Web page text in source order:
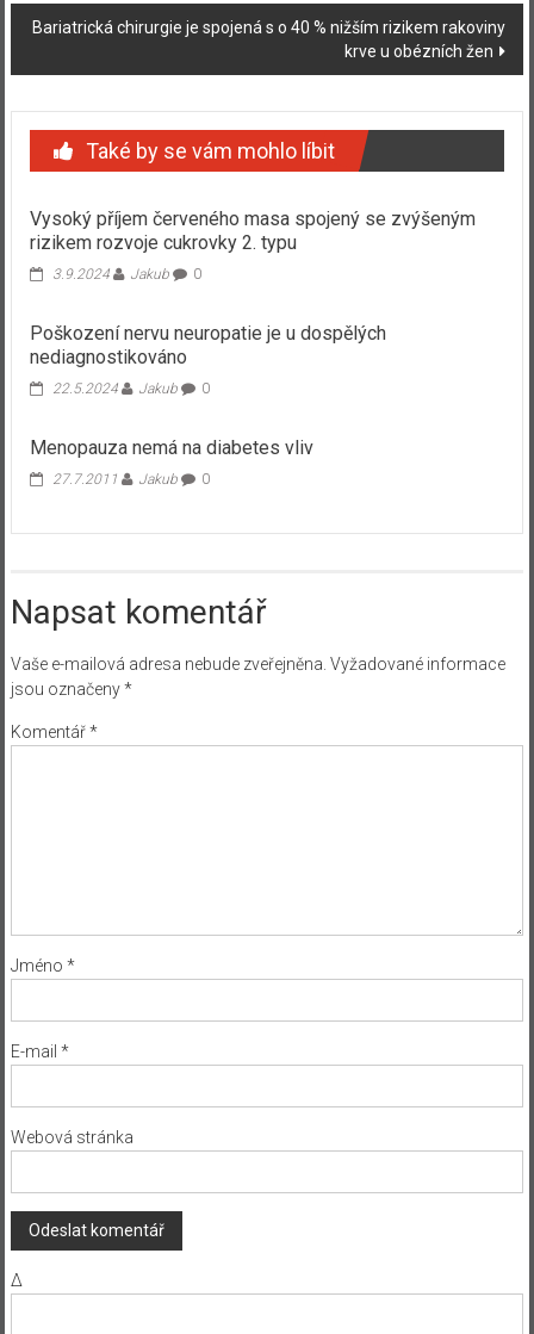
Bariatrická chirurgie je spojená s o 40 % nižším rizikem rakoviny
krve u obézních žen
Také by se vám mohlo líbit
Vysoký příjem červeného masa spojený se zvýšeným
rizikem rozvoje cukrovky 2. typu
3.9.2024 Jakub 0
Poškození nervu neuropatie je u dospělých
nediagnostikováno
22.5.2024 Jakub 0
Menopauza nemá na diabetes vliv
27.7.2011 Jakub 0
Napsat komentář
Vaše e-mailová adresa nebude zveřejněna. Vyžadované informace
jsou označeny*
Komentář*
Jméno *
E-mail *
Webová stránka
Δ